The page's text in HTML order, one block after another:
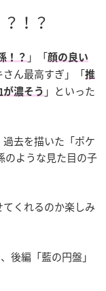
！？
！？ 」「顔の良い
ん最高すぎ」「推
が濃そう 」といった
去を描いた「ポケ
のような見た目の子
くれるのか楽しみ
後編「藍の円盤」